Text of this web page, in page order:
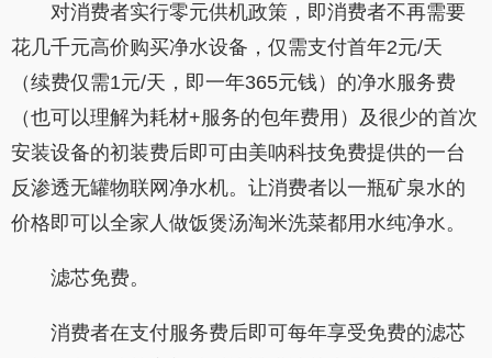
对消费者实行零元供机政策，即消费者不再需要
花几千元高价购买净水设备，仅需支付首年2元/天
（续费仅需1元/天，即一年365元钱）的净水服务费
（也可以理解为耗材+服务的包年费用）及很少的首次
安装设备的初装费后即可由美呐科技免费提供的一台
反渗透无罐物联网净水机。让消费者以一瓶矿泉水的
价格即可以全家人做饭煲汤淘米洗菜都用水纯净水。
滤芯免费。
消费者在支付服务费后即可每年享受免费的滤芯